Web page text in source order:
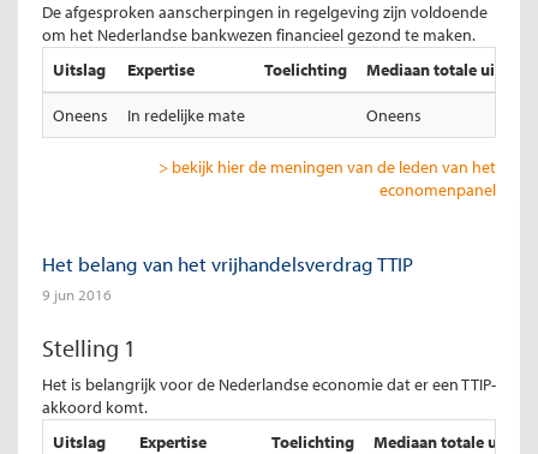
De afgesproken aanscherpingen in regelgeving zijn voldoende
om het Nederlandse bankwezen financieel gezond te maken.
Uitslag
Expertise Toelichting Mediaan totale uitslag
Oneens In redelijke mate Oneens
> bekijk hier de meningen van de leden van het
economenpanel
Het belang van het vrijhandelsverdrag TTIP
9 jun 2016
Stelling 1
Het is belangrijk voor de Nederlandse economie dat er een TTIP-
akkoord komt.
Uitslag
Expertise Toelichting Mediaan totale uitslag